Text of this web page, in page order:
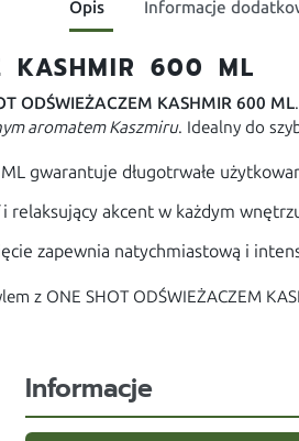
Opis Informacje
KASHMIR 600 ML
ODŚWIEŻACZEM KASHMIR 600 ML
aromatem Kaszmiru. Idealny do
gwarantuje długotrwałe
i relaksujący akcent w każdym
zapewnia natychmiastową i
z ONE SHOT ODŚWIEŻACZEM
Informacje